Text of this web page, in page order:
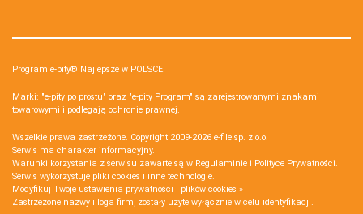
Program e-pity® Najlepsze w POLSCE.
Marki: "e-pity po prostu" oraz "e-pity Program" są zarejestrowanymi znakami
towarowymi i podlegają ochronie prawnej.
Wszelkie prawa zastrzeżone. Copyright 2009-2026 e-file sp. z o.o.
Serwis ma charakter informacyjny.
Warunki korzystania z serwisu zawarte są w Regulaminie i Polityce Prywatności.
Serwis wykorzystuje pliki cookies i inne technologie.
Modyfikuj Twoje ustawienia prywatności i plików cookies »
Zastrzeżone nazwy i loga firm, zostały użyte wyłącznie w celu identyfikacji.